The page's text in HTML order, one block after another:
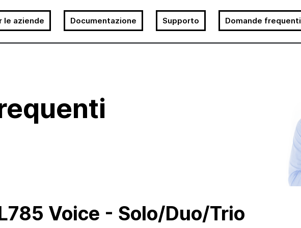
le aziende Documentazione Supporto Domande frequenti
Voice - Solo/Duo/Trio